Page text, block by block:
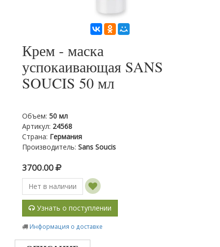
Крем - маска
успокаивающая SANS
SOUCIS 50 мл
Объем: 50 мл
Артикул: 24568
Страна: Германия
Производитель: Sans Soucis
3700.00
Нет в наличии
Узнать о поступлении
Информация о доставке